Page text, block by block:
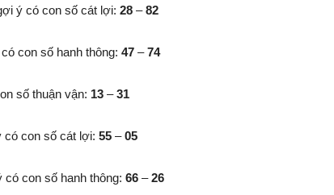
ý có con số cát lợi: 28 –82
con số hanh thông: 47 –74
số thuận vận: 13 –31
có con số cát lợi: 55 –05
con số hanh thông: 66 –26